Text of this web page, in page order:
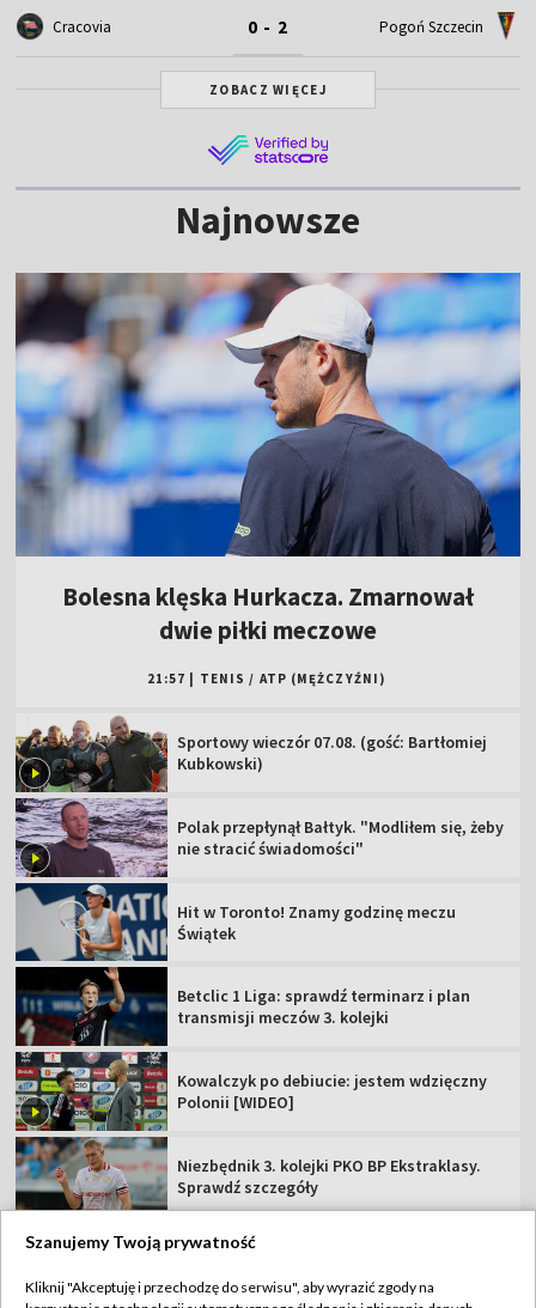
Cracovia 0 - 2 Pogoń Szczecin
ZOBACZ WIĘCEJ
Najnowsze
Bolesna klęska Hurkacza. Zmarnował
dwie piłki meczowe
21:57 TENIS / ATP (MĘŻCZYŹNI)
Sportowy wieczór 07.08. (gość: Bartłomiej
Kubkowski)
Polak przepłynął Bałtyk. "Modliłem się, żeby
nie stracić świadomości"
Hit w Toronto! Znamy godzinę meczu
Świątek
Betclic 1 Liga: sprawdź terminarz i plan
transmisji meczów 3. kolejki
Kowalczyk po debiucie: jestem wdzięczny
Polonii [WIDEO]
Niezbędnik 3. kolejki PKO BP Ekstraklasy.
Sprawdź szczegóły
Szanujemy Twoją prywatność
Kliknij "Akceptuję i przechodzę do serwisu", aby wyrazić zgody na